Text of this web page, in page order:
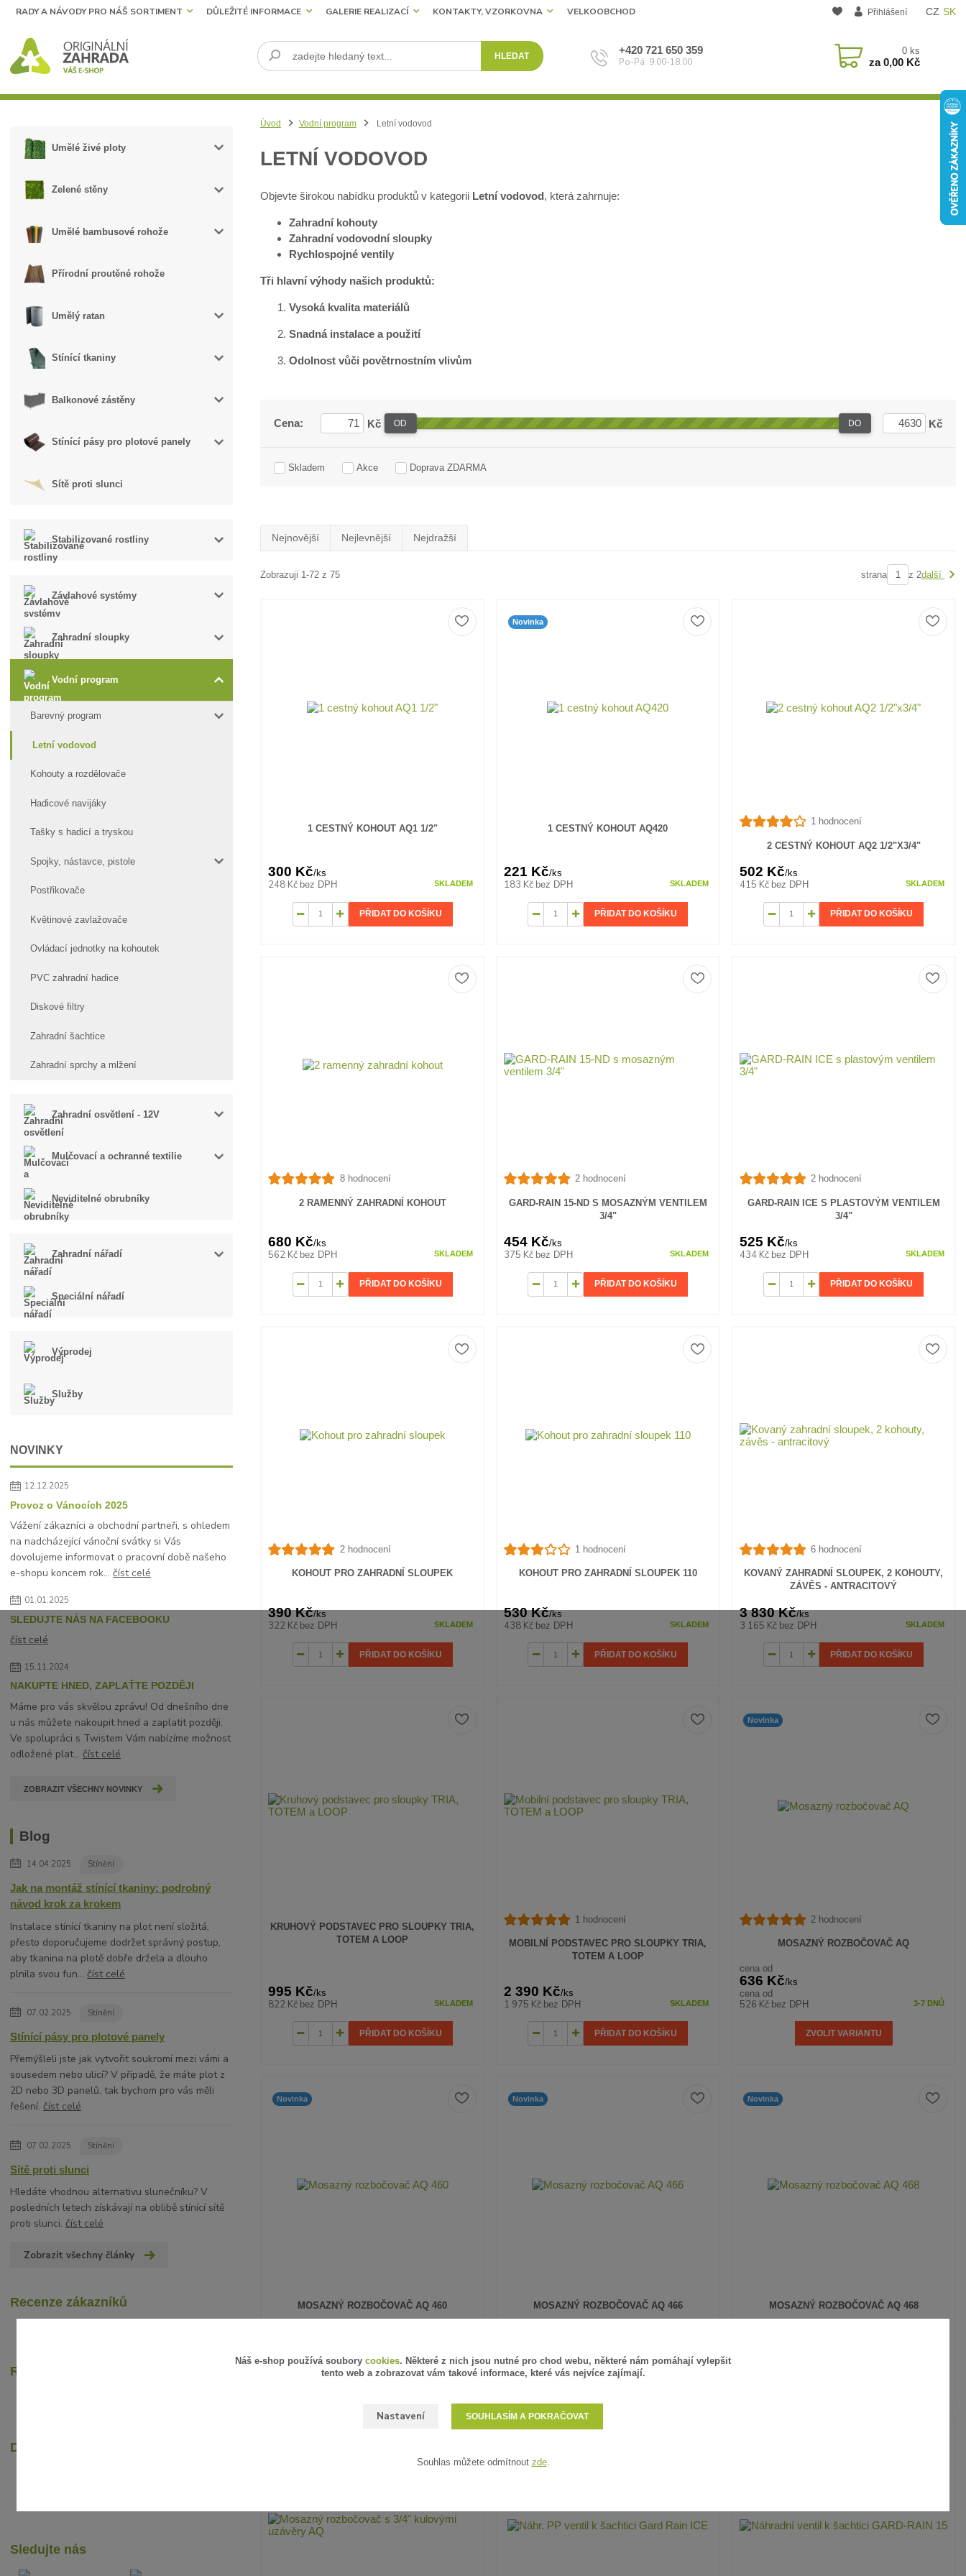
CZ SK
RADY A NÁVODY PRO NÁŠ SORTIMENT DŮLEŽITÉ INFORMACE GALERIE REALIZACÍ KONTAKTY, VZORKOVNA VELKOOBCHOD Přihlášení
HLEDAT +420 721 650 359
Po-Pá: 9:00-18:00
0 ks
za0,00 Kč
Umělé živé ploty
Zelené stěny
Umělé bambusové rohože
Přírodní proutěné rohože
Umělý ratan
Stínící tkaniny
Balkonové zástěny
Stínící pásy pro plotové panely
Sítě proti slunci
Stabilizované rostliny
Závlahové systémy
Zahradní sloupky
Vodní program
Barevný program
Letní vodovod
Kohouty a rozdělovače
Hadicové navijáky
Tašky s hadicí a tryskou
Spojky, nástavce, pistole
Postřikovače
Květinové zavlažovače
Ovládací jednotky na kohoutek
PVC zahradní hadice
Diskové filtry
Zahradní šachtice
Zahradní sprchy a mlžení
Zahradní osvětlení - 12V
Mulčovací a ochranné textilie
Neviditelné obrubníky
Zahradní nářadí
Speciální nářadí
Výprodej
Služby
NOVINKY
12.12.2025
Provoz o Vánocích 2025
Vážení zákazníci a obchodní partneři, s ohledem
na nadcházející vánoční svátky si Vás
dovolujeme informovat o pracovní době našeho
e-shopu koncem rok...číst celé
01.01.2025
SLEDUJTE NÁS NA FACEBOOKU
číst celé
15.11.2024
NAKUPTE HNED, ZAPLAŤTE POZDĚJI
Máme pro vás skvělou zprávu! Od dnešního dne
u nás můžete nakoupit hned a zaplatit později.
Ve spolupráci s Twistem Vám nabízíme možnost
odložené plat...číst celé
ZOBRAZIT VŠECHNY NOVINKY
Blog
14.04.2025 Stínění
Jak na montáž stínící tkaniny: podrobný
návod krok za krokem
Instalace stínící tkaniny na plot není složitá,
přesto doporučujeme dodržet správný postup,
aby tkanina na plotě dobře držela a dlouho
plnila svou fun...číst celé
07.02.2025 Stínění
Stínící pásy pro plotové panely
Přemýšleli jste jak vytvořit soukromí mezi vámi a
sousedem nebo ulicí? V případě, že máte plot z
2D nebo 3D panelů, tak bychom pro vás měli
řešení.číst celé
07.02.2025 Stínění
Sítě proti slunci
Hledáte vhodnou alternativu slunečníku? V
posledních letech získávají na oblibě stínící sítě
proti slunci.číst celé
Zobrazit všechny články
Recenze zákazníků
Rychlé online platby
Dopravci
Sledujte nás
Úvod Vodní program Letní vodovod
LETNÍ VODOVOD
Objevte širokou nabídku produktů v kategorii Letní vodovod, která zahrnuje:
Zahradní kohouty
Zahradní vodovodní sloupky
Rychlospojné ventily
Tři hlavní výhody našich produktů:
Vysoká kvalita materiálů
Snadná instalace a použití
Odolnost vůči povětrnostním vlivům
Cena: Kč OD DO Kč
Skladem Akce Doprava ZDARMA
Nejnovější Nejlevnější Nejdražší
Zobrazuji 1-72 z 75 strana z 2další
1 CESTNÝ KOHOUT AQ1 1/2"
300 Kč/ks
248 Kč bez DPH SKLADEM
PŘIDAT DO KOŠÍKU
Novinka
1 CESTNÝ KOHOUT AQ420
221 Kč/ks
183 Kč bez DPH SKLADEM
PŘIDAT DO KOŠÍKU
1 hodnocení
2 CESTNÝ KOHOUT AQ2 1/2"X3/4"
502 Kč/ks
415 Kč bez DPH SKLADEM
PŘIDAT DO KOŠÍKU
8 hodnocení
2 RAMENNÝ ZAHRADNÍ KOHOUT
680 Kč/ks
562 Kč bez DPH SKLADEM
PŘIDAT DO KOŠÍKU
2 hodnocení
GARD-RAIN 15-ND S MOSAZNÝM VENTILEM
3/4"
454 Kč/ks
375 Kč bez DPH SKLADEM
PŘIDAT DO KOŠÍKU
2 hodnocení
GARD-RAIN ICE S PLASTOVÝM VENTILEM
3/4"
525 Kč/ks
434 Kč bez DPH SKLADEM
PŘIDAT DO KOŠÍKU
2 hodnocení
KOHOUT PRO ZAHRADNÍ SLOUPEK
390 Kč/ks
322 Kč bez DPH SKLADEM
PŘIDAT DO KOŠÍKU
1 hodnocení
KOHOUT PRO ZAHRADNÍ SLOUPEK 110
530 Kč/ks
438 Kč bez DPH SKLADEM
PŘIDAT DO KOŠÍKU
6 hodnocení
KOVANÝ ZAHRADNÍ SLOUPEK, 2 KOHOUTY,
ZÁVĚS - ANTRACITOVÝ
3 830 Kč/ks
3 165 Kč bez DPH SKLADEM
PŘIDAT DO KOŠÍKU
KRUHOVÝ PODSTAVEC PRO SLOUPKY TRIA,
TOTEM A LOOP
995 Kč/ks
822 Kč bez DPH SKLADEM
PŘIDAT DO KOŠÍKU
1 hodnocení
MOBILNÍ PODSTAVEC PRO SLOUPKY TRIA,
TOTEM A LOOP
2 390 Kč/ks
1 975 Kč bez DPH SKLADEM
PŘIDAT DO KOŠÍKU
Novinka
2 hodnocení
MOSAZNÝ ROZBOČOVAČ AQ
cena od
636 Kč/ks
cena od
526 Kč bez DPH 3-7 DNŮ
ZVOLIT VARIANTU
Novinka
MOSAZNÝ ROZBOČOVAČ AQ 460
PŘIDAT DO KOŠÍKU
Novinka
MOSAZNÝ ROZBOČOVAČ AQ 466
PŘIDAT DO KOŠÍKU
Novinka
MOSAZNÝ ROZBOČOVAČ AQ 468
Náš e-shop používá soubory cookies. Některé z nich jsou nutné pro chod webu, některé nám pomáhají vylepšit
tento web a zobrazovat vám takové informace, které vás nejvíce zajímají.
Nastavení SOUHLASÍM A POKRAČOVAT
Souhlas můžete odmítnout zde.